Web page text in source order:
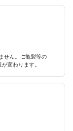
せん。 □亀裂等の
変わります。